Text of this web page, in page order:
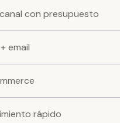
con presupuesto
email
rápido